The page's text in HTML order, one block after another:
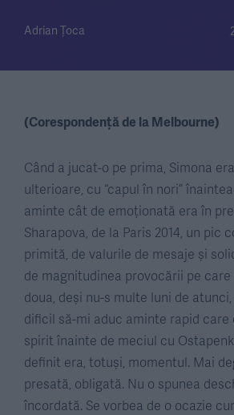
Adrian Țoca
(Corespondență de la Melbourne)
Când a jucat-o pe prima, Simona
ulterioare, cu “capul în nori”
aminte cât de emoționată era în
Sharapova, de la Paris 2014, un pic
primită, de valurile de mesaje și
de magnitudinea provocării pe care
doua, deși nu-s multe luni de
dificil să-mi aduc aminte rapid care
spirit înainte de meciul cu
definit era, totuși, momentul. Mai
presată, obligată. Nu o spunea
încordată. Se vorbea de o ocazie